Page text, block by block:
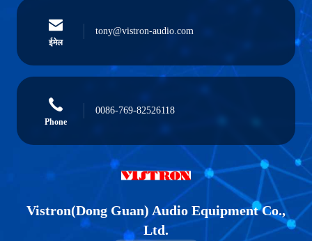
ईमेल
tony@vistron-audio.com
Phone
0086-769-82526118
Vistron(Dong Guan) Audio Equipment Co.,
Ltd.